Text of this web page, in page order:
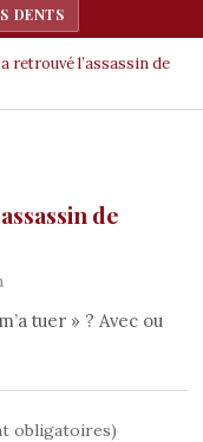
retrouvé l’assassin de
de
tuer » ? Avec ou
obligatoires)